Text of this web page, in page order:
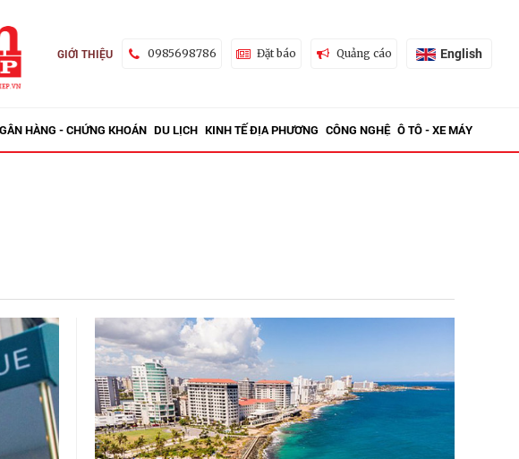
GIỚI THIỆU 0985698786 Đặt báo Quảng cáo English
HÀNG - CHỨNG KHOÁN DU LỊCH KINH TẾ ĐỊA PHƯƠNG CÔNG NGHỆ Ô TÔ - XE MÁY